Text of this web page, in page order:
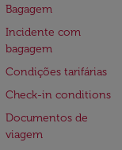
Bagagem
Incidente com
bagagem
Condições tarifárias
Check-in conditions
Documentos de
viagem